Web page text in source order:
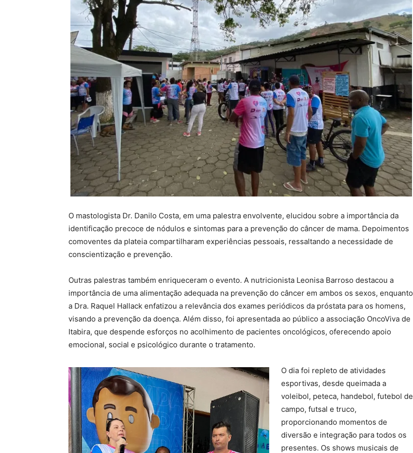
O mastologista Dr. Danilo Costa, em uma palestra envolvente, elucidou sobre a importância da
identificação precoce de nódulos e sintomas para a prevenção do câncer de mama. Depoimentos
comoventes da plateia compartilharam experiências pessoais, ressaltando a necessidade de
conscientização e prevenção.
Outras palestras também enriqueceram o evento. A nutricionista Leonisa Barroso destacou a
importância de uma alimentação adequada na prevenção do câncer em ambos os sexos, enquanto
a Dra. Raquel Hallack enfatizou a relevância dos exames periódicos da próstata para os homens,
visando a prevenção da doença. Além disso, foi apresentada ao público a associação OncoViva de
Itabira, que despende esforços no acolhimento de pacientes oncológicos, oferecendo apoio
emocional, social e psicológico durante o tratamento.
O dia foi repleto de atividades
esportivas, desde queimada a
voleibol, peteca, handebol, futebol de
campo, futsal e truco,
proporcionando momentos de
diversão e integração para todos os
presentes. Os shows musicais de